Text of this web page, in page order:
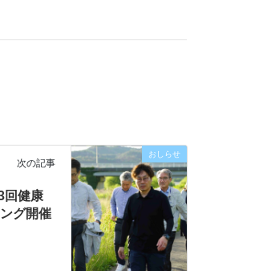
おしらせ
次の記事
回健康
グ開催